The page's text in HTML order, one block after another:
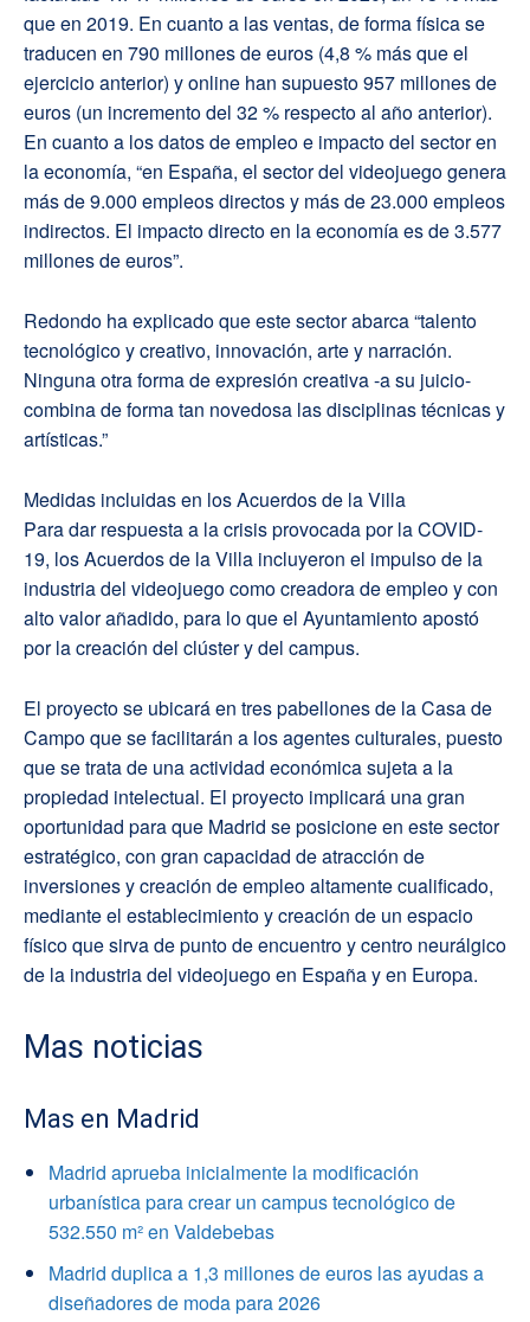
que en 2019. En cuanto a las ventas, de forma física se
traducen en 790 millones de euros (4,8 % más que el
ejercicio anterior) y online han supuesto 957 millones de
euros (un incremento del 32 % respecto al año anterior).
En cuanto a los datos de empleo e impacto del sector en
la economía, “en España, el sector del videojuego genera
más de 9.000 empleos directos y más de 23.000 empleos
indirectos. El impacto directo en la economía es de 3.577
millones de euros”.
Redondo ha explicado que este sector abarca “talento
tecnológico y creativo, innovación, arte y narración.
Ninguna otra forma de expresión creativa -a su juicio-
combina de forma tan novedosa las disciplinas técnicas y
artísticas.”
Medidas incluidas en los Acuerdos de la Villa
Para dar respuesta a la crisis provocada por la COVID-
19, los Acuerdos de la Villa incluyeron el impulso de la
industria del videojuego como creadora de empleo y con
alto valor añadido, para lo que el Ayuntamiento apostó
por la creación del clúster y del campus.
El proyecto se ubicará en tres pabellones de la Casa de
Campo que se facilitarán a los agentes culturales, puesto
que se trata de una actividad económica sujeta a la
propiedad intelectual. El proyecto implicará una gran
oportunidad para que Madrid se posicione en este sector
estratégico, con gran capacidad de atracción de
inversiones y creación de empleo altamente cualificado,
mediante el establecimiento y creación de un espacio
físico que sirva de punto de encuentro y centro neurálgico
de la industria del videojuego en España y en Europa.
Mas noticias
Mas en Madrid
Madrid aprueba inicialmente la modificación
urbanística para crear un campus tecnológico de
532.550 m² en Valdebebas
Madrid duplica a 1,3 millones de euros las ayudas a
diseñadores de moda para 2026